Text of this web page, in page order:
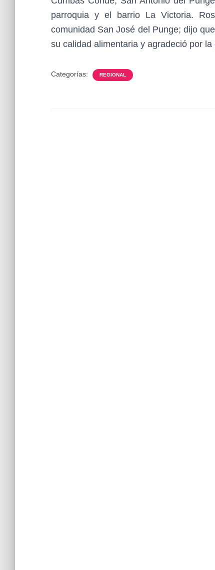
parroquia y el barrio La Victoria.
comunidad San José del Punge; dijo
su calidad alimentaria y agradeció por
Categorías: REGIONAL